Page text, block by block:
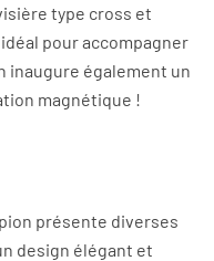
type cross et
pour accompagner
inaugure également un
magnétique !
présente diverses
design élégant et